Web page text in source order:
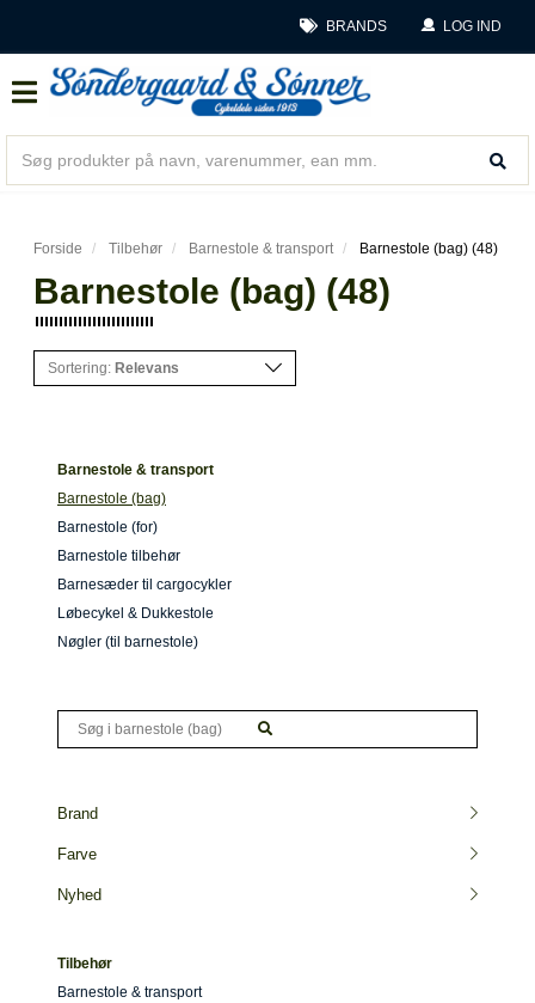
BRANDS LOG IND
Forside Tilbehør Barnestole & transport Barnestole (bag) (48)
Barnestole (bag) (48)
Sortering: Relevans
Barnestole & transport
Barnestole (bag)
Barnestole (for)
Barnestole tilbehør
Barnesæder til cargocykler
Løbecykel & Dukkestole
Nøgler (til barnestole)
Brand
Farve
Nyhed
Tilbehør
Barnestole & transport